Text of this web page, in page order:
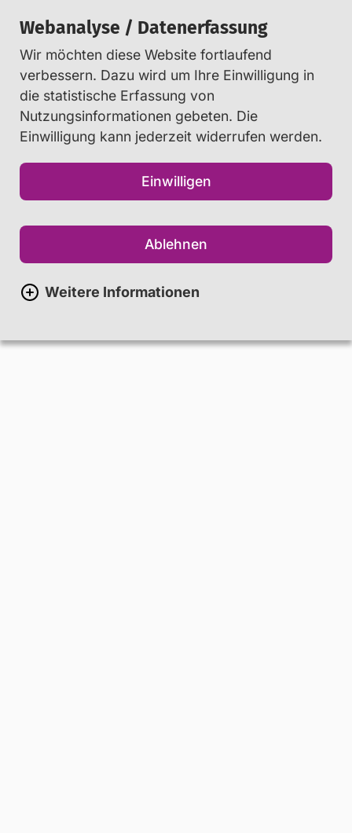
Webanalyse / Datenerfassung
Wir möchten diese Website fortlaufend
verbessern. Dazu wird um Ihre Einwilligung in
die statistische Erfassung von
Nutzungsinformationen gebeten. Die
Einwilligung kann jederzeit widerrufen werden.
Einwilligen
Ablehnen
Weitere Informationen
Startseite Beratung
...
Beratungsstellen-Datenbank
Beratungsstellen-
Datenbank